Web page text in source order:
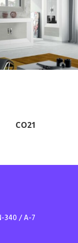
CO21
340 / A-7